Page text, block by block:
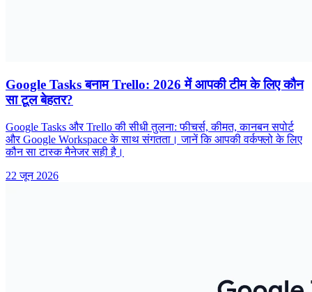
Google Tasks बनाम Trello: 2026 में आपकी टीम के लिए कौन
सा टूल बेहतर?
Google Tasks और Trello की सीधी तुलना: फीचर्स, कीमत, कानबन सपोर्ट
और Google Workspace के साथ संगतता। जानें कि आपकी वर्कफ्लो के लिए
कौन सा टास्क मैनेजर सही है।
22 जून 2026